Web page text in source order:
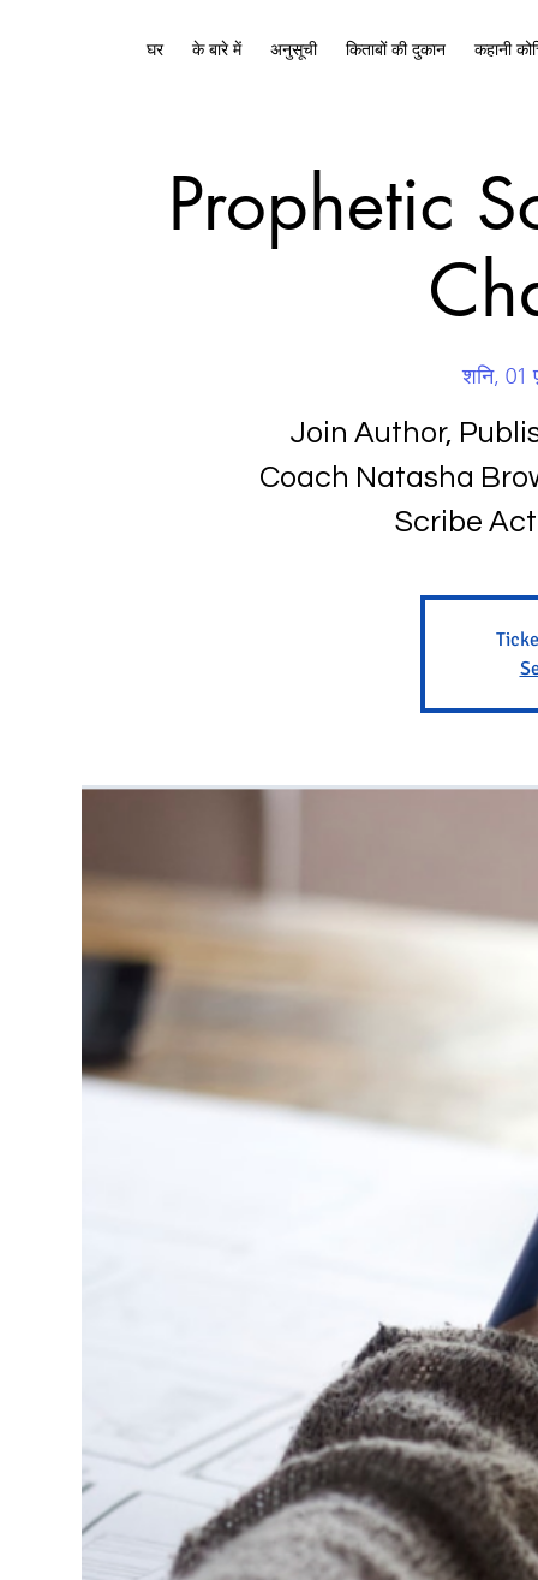
घर के बारे में अनुसूची किताबों की दुकान कहानी
Prophetic
शनि, 01
Join Author,
Coach Natasha
Scribe